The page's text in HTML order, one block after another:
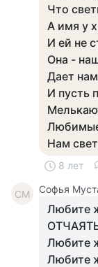
Что
А имя у
И ей не
Она -
Дает
И пусть
Любимые
Нам
8 лет
СМ Софья
Любите
Любите
Любите